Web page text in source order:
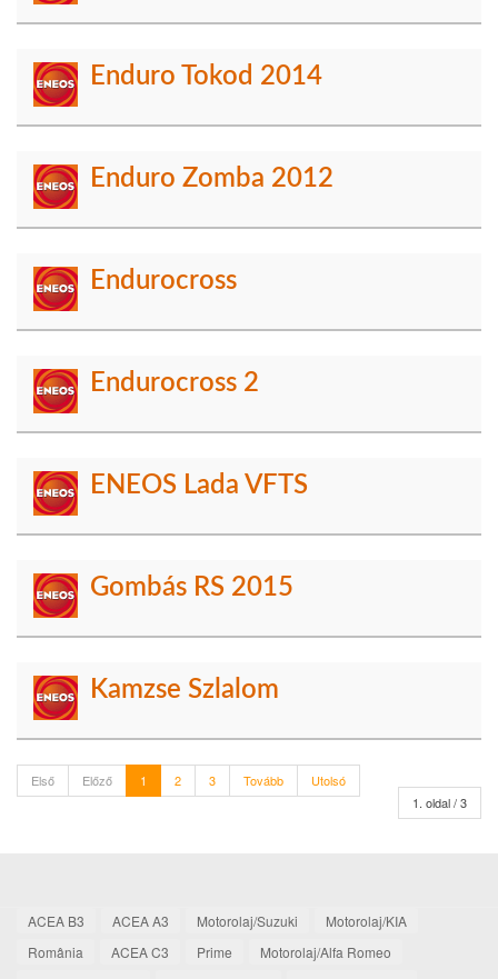
Enduro Tokod 2014
Enduro Zomba 2012
Endurocross
Endurocross 2
ENEOS Lada VFTS
Gombás RS 2015
Kamzse Szlalom
1. oldal / 3
Első Előző 1 2 3 Tovább Utolsó
ACEA B3 ACEA A3 Motorolaj/Suzuki
Motorolaj/KIA
România
ACEA C3 Prime
Motorolaj/Alfa Romeo